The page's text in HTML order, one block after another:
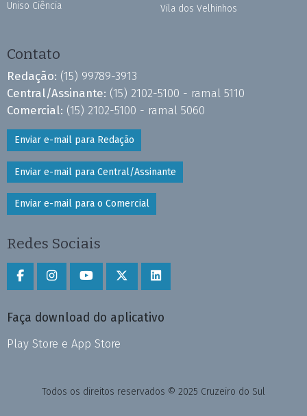
Uniso Ciência Vila dos Velhinhos
Contato
Redação: (15) 99789-3913
Central/Assinante: (15) 2102-5100 - ramal 5110
Comercial: (15) 2102-5100 - ramal 5060
Enviar e-mail para Redação
Enviar e-mail para Central/Assinante
Enviar e-mail para o Comercial
Redes Sociais
Faça download do aplicativo
Play Store e App Store
Todos os direitos reservados © 2025 Cruzeiro do Sul